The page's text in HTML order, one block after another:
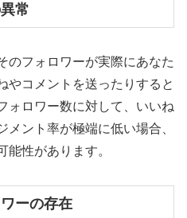
常
のフォロワーが実際にあなた
やコメントを送ったりすると
ォロワー数に対して、いいね
ント率が極端に低い場合、
能性があります。
ーの存在